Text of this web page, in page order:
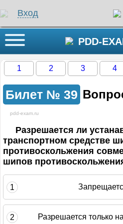
Вход
Кнопка меню PDD-
1 2 3 4
Билет № 39
загружается...
pdd-exam.ru
на этот вопрос
Разрешается ли
транспортном средстве
противоскольжения
шипов
1
2 Разрешается только